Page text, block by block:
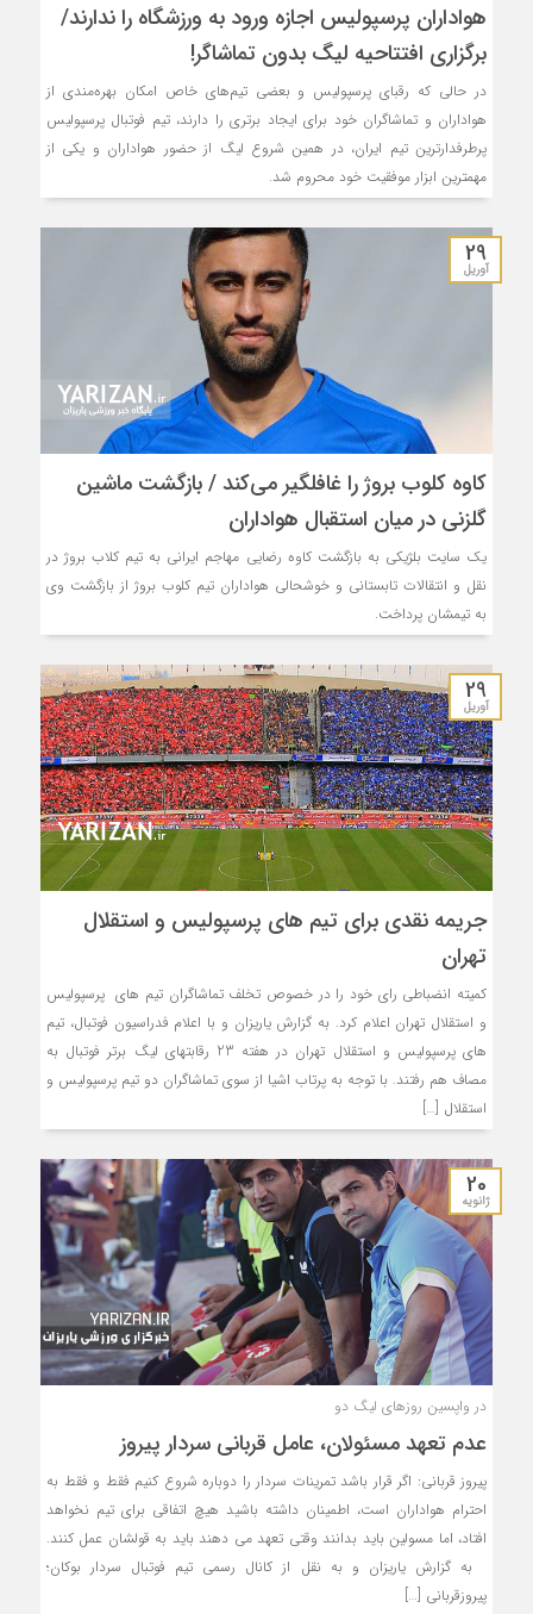
هواداران پرسپولیس اجازه ورود به ورزشگاه را ندارند/
برگزاری افتتاحیه لیگ بدون تماشاگر!
در حالی که رقبای پرسپولیس و بعضی تیم‌های خاص امکان بهره‌مندی از
هواداران و تماشاگران خود برای ایجاد برتری را دارند، تیم فوتبال پرسپولیس
پرطرفدارترین تیم ایران، در همین شروع لیگ از حضور هواداران و یکی از
مهمترین ابزار موفقیت خود محروم شد.
29
آوریل
کاوه کلوب بروژ را غافلگیر می‌کند / بازگشت ماشین
گلزنی در میان استقبال هواداران
یک سایت بلژیکی به بازگشت کاوه رضایی مهاجم ایرانی به تیم کلاب بروژ در
نقل و انتقالات تابستانی و خوشحالی هواداران تیم کلوب بروژ از بازگشت وی
به تیمشان پرداخت.
29
آوریل
جریمه نقدی برای تیم های پرسپولیس و استقلال
تهران
کمیته انضباطی رای خود را در خصوص تخلف تماشاگران تیم های پرسپولیس
و استقلال تهران اعلام کرد. به گزارش یاریزان و با اعلام فدراسیون فوتبال، تیم
های پرسپولیس و استقلال تهران در هفته 23 رقابتهای لیگ برتر فوتبال به
مصاف هم رفتند. با توجه به پرتاب اشیا از سوی تماشاگران دو تیم پرسپولیس و
استقلال […]
20
ژانویه
در واپسین روزهای لیگ دو
عدم تعهد مسئولان، عامل قربانی سردار پیروز
پیروز قربانی: اگر قرار باشد تمرینات سردار را دوباره شروع کنیم فقط و فقط به
احترام هواداران است، اطمینان داشته باشید هیچ اتفاقی برای تیم نخواهد
افتاد، اما مسولین باید بدانند وقتی تعهد می دهند باید به قولشان عمل کنند.
به گزارش یاریزان و به نقل از کانال رسمی تیم فوتبال سردار بوکان؛
پیروزقربانی […]